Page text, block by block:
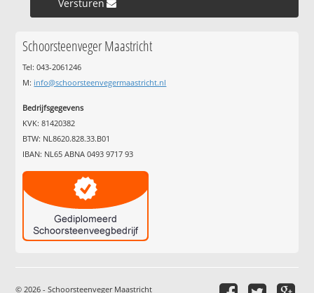
Versturen »
Schoorsteenveger Maastricht
Tel: 043-2061246
M: info@schoorsteenvegermaastricht.nl
Bedrijfsgegevens
KVK: 81420382
BTW: NL8620.828.33.B01
IBAN: NL65 ABNA 0493 9717 93
© 2026 - Schoorsteenveger Maastricht